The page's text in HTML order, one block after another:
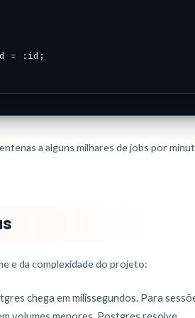
id = :id;
a alguns milhares de jobs por
e da complexidade do projeto:
chega em milissegundos. Para